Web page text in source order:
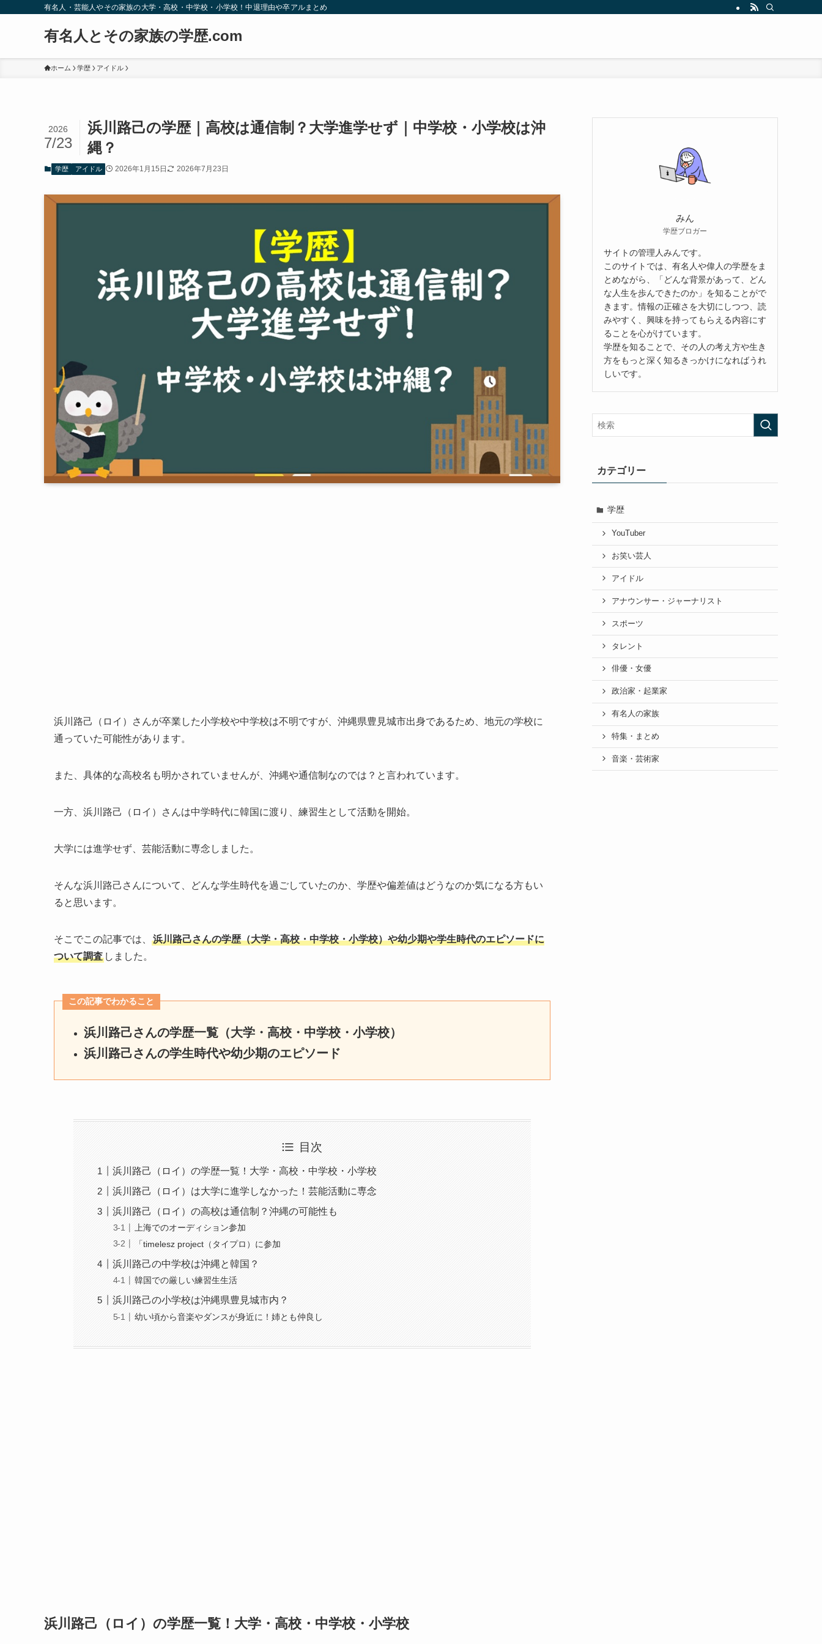
有名人・芸能人やその家族の大学・高校・中学校・小学校！中退理由や卒アルまとめ
有名人とその家族の学歴.com
ホーム 学歴 アイドル
浜川路己の学歴｜高校は通信制？大学進学せず｜中学校・小学校は沖
縄？
2026
7/23
学歴 アイドル 2026年1月15日 2026年7月23日
浜川路己（ロイ）さんが卒業した小学校や中学校は不明ですが、沖縄県豊見城市出身であるため、地元の学校に
通っていた可能性があります。
また、具体的な高校名も明かされていませんが、沖縄や通信制なのでは？と言われています。
一方、浜川路己（ロイ）さんは中学時代に韓国に渡り、練習生として活動を開始。
大学には進学せず、芸能活動に専念しました。
そんな浜川路己さんについて、どんな学生時代を過ごしていたのか、学歴や偏差値はどうなのか気になる方もい
ると思います。
そこでこの記事では、
浜川路己さんの学歴（大学・高校・中学校・小学校）や幼少期や学生時代のエピソードに
ついて調査 しました。
この記事でわかること
浜川路己さんの学歴一覧（大学・高校・中学校・小学校）
浜川路己さんの学生時代や幼少期のエピソード
目次
浜川路己（ロイ）の学歴一覧！大学・高校・中学校・小学校
浜川路己（ロイ）は大学に進学しなかった！芸能活動に専念
浜川路己（ロイ）の高校は通信制？沖縄の可能性も
上海でのオーディション参加
「timelesz project（タイプロ）に参加
浜川路己の中学校は沖縄と韓国？
韓国での厳しい練習生生活
浜川路己の小学校は沖縄県豊見城市内？
幼い頃から音楽やダンスが身近に！姉とも仲良し
浜川路己（ロイ）の学歴一覧！大学・高校・中学校・小学校
みん
学歴ブロガー
サイトの管理人みんです。
このサイトでは、有名人や偉人の学歴をま
とめながら、「どんな背景があって、どん
な人生を歩んできたのか」を知ることがで
きます。情報の正確さを大切にしつつ、読
みやすく、興味を持ってもらえる内容にす
ることを心がけています。
学歴を知ることで、その人の考え方や生き
方をもっと深く知るきっかけになればうれ
しいです。
カテゴリー
学歴
YouTuber
お笑い芸人
アイドル
アナウンサー・ジャーナリスト
スポーツ
タレント
俳優・女優
政治家・起業家
有名人の家族
特集・まとめ
音楽・芸術家